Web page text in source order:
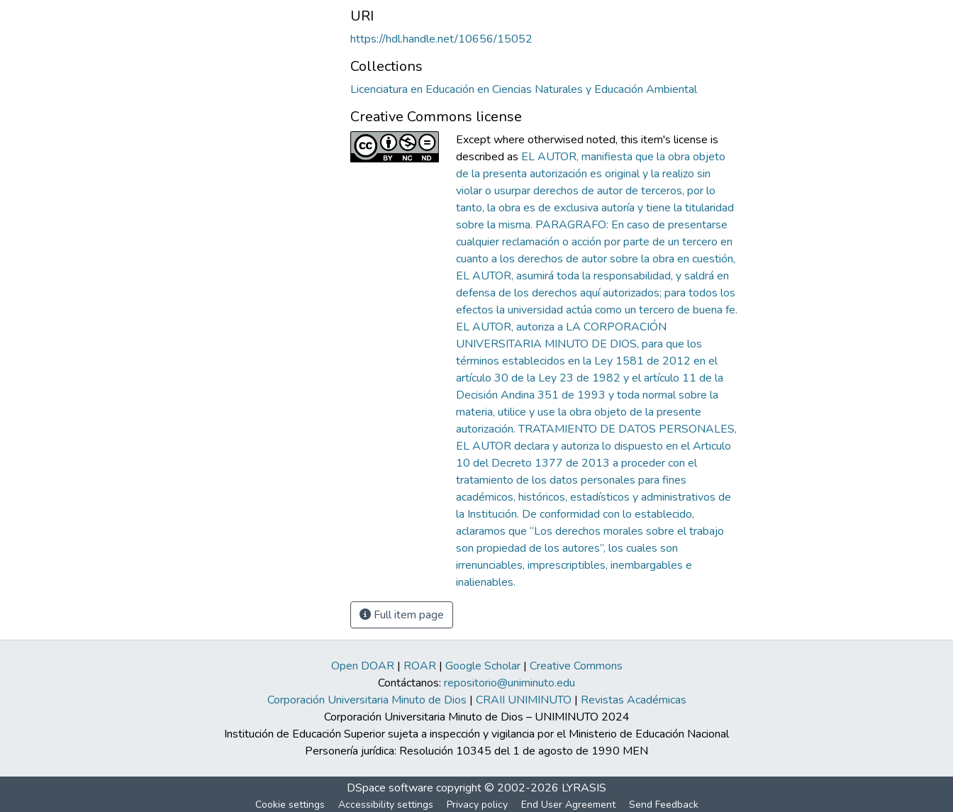
URI
https://hdl.handle.net/10656/15052
Collections
Licenciatura en Educación en Ciencias Naturales y Educación Ambiental
Creative Commons license
Except where otherwised noted, this item's license is
described as EL AUTOR, manifiesta que la obra objeto
de la presenta autorización es original y la realizo sin
violar o usurpar derechos de autor de terceros, por lo
tanto, la obra es de exclusiva autoría y tiene la titularidad
sobre la misma. PARAGRAFO: En caso de presentarse
cualquier reclamación o acción por parte de un tercero en
cuanto a los derechos de autor sobre la obra en cuestión,
EL AUTOR, asumirá toda la responsabilidad, y saldrá en
defensa de los derechos aquí autorizados; para todos los
efectos la universidad actúa como un tercero de buena fe.
EL AUTOR, autoriza a LA CORPORACIÓN
UNIVERSITARIA MINUTO DE DIOS, para que los
términos establecidos en la Ley 1581 de 2012 en el
artículo 30 de la Ley 23 de 1982 y el artículo 11 de la
Decisión Andina 351 de 1993 y toda normal sobre la
materia, utilice y use la obra objeto de la presente
autorización. TRATAMIENTO DE DATOS PERSONALES,
EL AUTOR declara y autoriza lo dispuesto en el Articulo
10 del Decreto 1377 de 2013 a proceder con el
tratamiento de los datos personales para fines
académicos, históricos, estadísticos y administrativos de
la Institución. De conformidad con lo establecido,
aclaramos que “Los derechos morales sobre el trabajo
son propiedad de los autores”, los cuales son
irrenunciables, imprescriptibles, inembargables e
inalienables.
Full item page
Open DOAR| ROAR| Google Scholar| Creative Commons
Contáctanos: repositorio@uniminuto.edu
Corporación Universitaria Minuto de Dios | CRAII UNIMINUTO | Revistas Académicas
Corporación Universitaria Minuto de Dios – UNIMINUTO 2024
Institución de Educación Superior sujeta a inspección y vigilancia por el Ministerio de Educación Nacional
Personería jurídica: Resolución 10345 del 1 de agosto de 1990 MEN
DSpace software copyright © 2002-2026 LYRASIS
Cookie settings Accessibility settings Privacy policy End User Agreement Send Feedback